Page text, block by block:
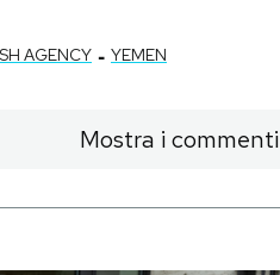
AGENCY - YEMEN
Mostra i commenti